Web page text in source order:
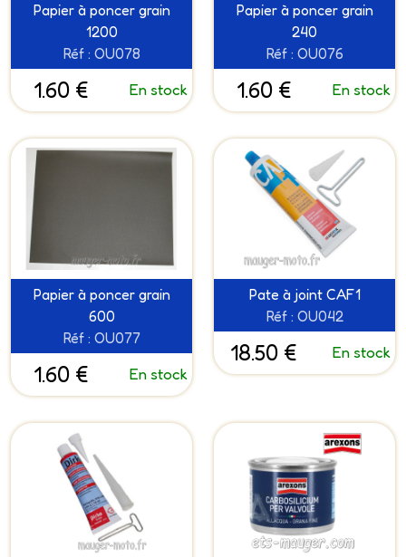
Papier à poncer grain
1200
Réf : OU078
1.60 € En stock
Papier à poncer grain
240
Réf : OU076
1.60 € En stock
Papier à poncer grain
600
Réf : OU077
1.60 € En stock
Pate à joint CAF1
Réf : OU042
18.50 € En stock